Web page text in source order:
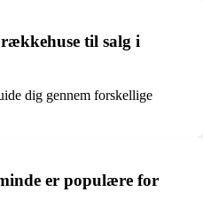
til salg i
dig gennem forskellige
er populære for